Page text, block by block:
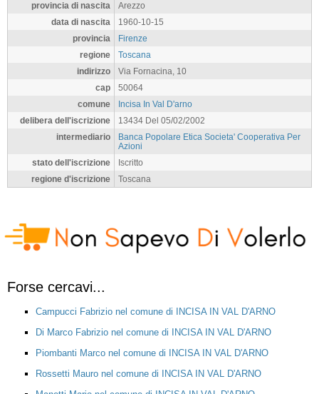
provincia di nascita
Arezzo
data di nascita
1960-10-15
provincia
Firenze
regione
Toscana
indirizzo
Via Fornacina, 10
cap
50064
comune
Incisa In Val D'arno
delibera dell'iscrizione
13434 Del 05/02/2002
intermediario
Banca Popolare Etica Societa' Cooperativa Per
Azioni
stato dell'iscrizione
Iscritto
regione d'iscrizione
Toscana
Forse cercavi...
Campucci Fabrizio nel comune di INCISA IN VAL D'ARNO
Di Marco Fabrizio nel comune di INCISA IN VAL D'ARNO
Piombanti Marco nel comune di INCISA IN VAL D'ARNO
Rossetti Mauro nel comune di INCISA IN VAL D'ARNO